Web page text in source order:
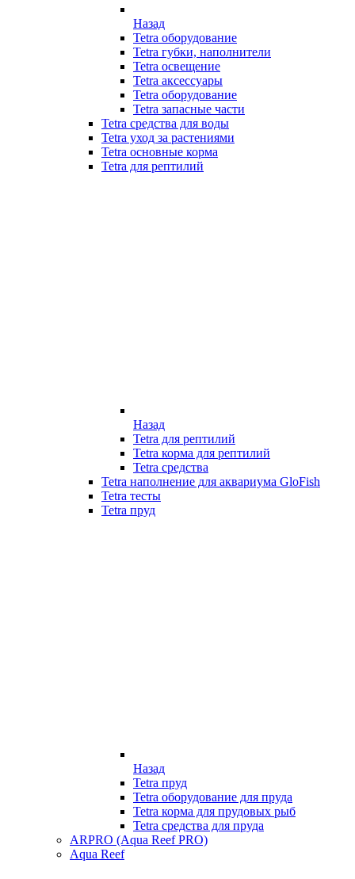
Назад
Tetra оборудование
Tetra губки, наполнители
Tetra освещение
Tetra аксессуары
Tetra оборудование
Tetra запасные части
Tetra средства для воды
Tetra уход за растениями
Tetra основные корма
Tetra для рептилий
Назад
Tetra для рептилий
Tetra корма для рептилий
Tetra средства
Tetra наполнение для аквариума GloFish
Tetra тесты
Tetra пруд
Назад
Tetra пруд
Tetra оборудование для пруда
Tetra корма для прудовых рыб
Tetra средства для пруда
ARPRO (Aqua Reef PRO)
Aqua Reef